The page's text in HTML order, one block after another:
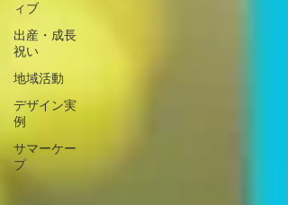
ィブ
出産・成長
祝い
地域活動
デザイン実
例
サマーケー
プ